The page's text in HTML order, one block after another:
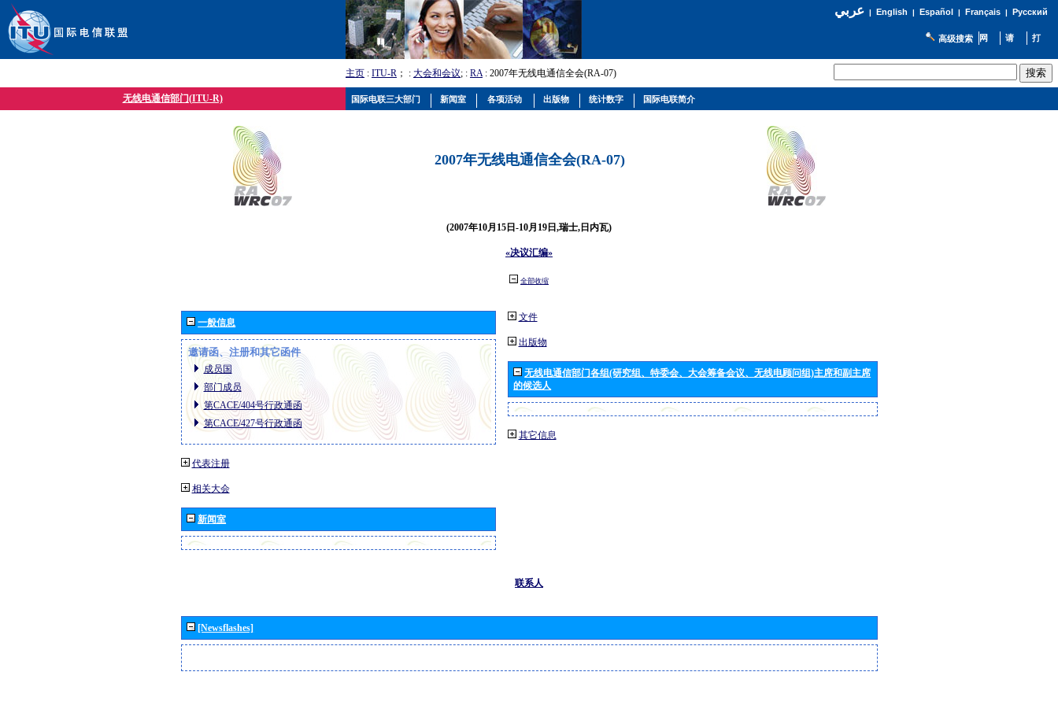
عربي| English | Español | Français| Русский
高级搜索
主页 : ITU-R ； : 大会和会议; : RA: 2007年无线电通信全会(RA-07)
无线电通信部门(ITU-R)
2007年无线电通信全会(RA-07)
(2007年10月15日-10月19日,瑞士,日内瓦)
«决议汇编»
全部收缩
一般信息
邀请函、注册和其它函件
成员国
部门成员
第CACE/404号行政通函
第CACE/427号行政通函
代表注册
相关大会
新闻室
文件
出版物
无线电通信部门各组(研究组、特委会、大会筹备会议、无线电顾问组)主席和副主席
的候选人
其它信息
联系人
[Newsflashes]
国际电联三大部门 新闻室 各项活动 出版物 统计数字 国际电联简介